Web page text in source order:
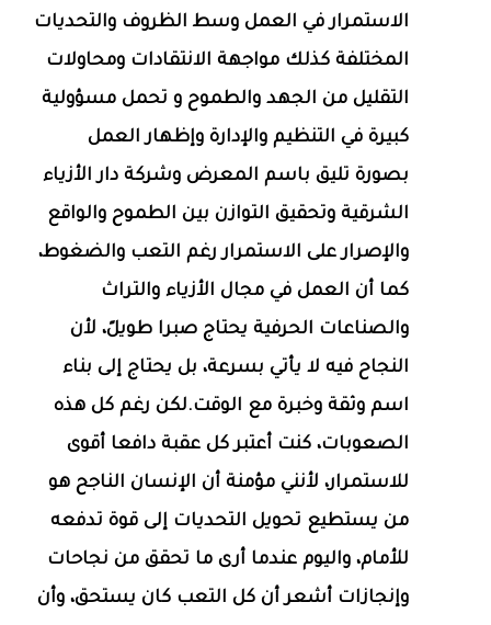
الاستمرار في العمل وسط الظروف والتحديات
المختلفة كذلك مواجهة الانتقادات ومحاولات
التقليل من الجهد والطموح و تحمل مسؤولية
كبيرة في التنظيم والإدارة وإظهار العمل
بصورة تليق باسم المعرض وشركة دار الأزياء
الشرقية وتحقيق التوازن بين الطموح والواقع
والإصرار على الاستمرار رغم التعب والضغوط،
كما أن العمل في مجال الأزياء والتراث
والصناعات الحرفية يحتاج صبرا طويلً، لأن
النجاح فيه لا يأتي بسرعة، بل يحتاج إلى بناء
اسم وثقة وخبرة مع الوقت.لكن رغم كل هذه
الصعوبات، كنت أعتبر كل عقبة دافعا أقوى
للاستمرار، لأنني مؤمنة أن الإنسان الناجح هو
من يستطيع تحويل التحديات إلى قوة تدفعه
للأمام، واليوم عندما أرى ما تحقق من نجاحات
وإنجازات أشعر أن كل التعب كان يستحق، وأن